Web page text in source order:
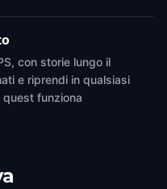
con storie lungo il
e riprendi in qualsiasi
quest funziona